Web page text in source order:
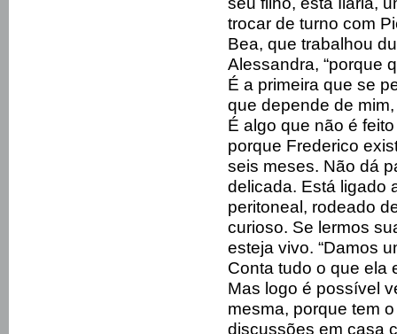
trocar de turno com
Bea, que trabalhou
Alessandra, “porque
É a primeira que se
que depende de
É algo que não é
porque Frederico
seis meses. Não dá
delicada. Está ligado
peritoneal, rodeado
curioso. Se lermos
esteja vivo. “Damos
Conta tudo o que ela
Mas logo é possível
mesma, porque tem
discussões em casa